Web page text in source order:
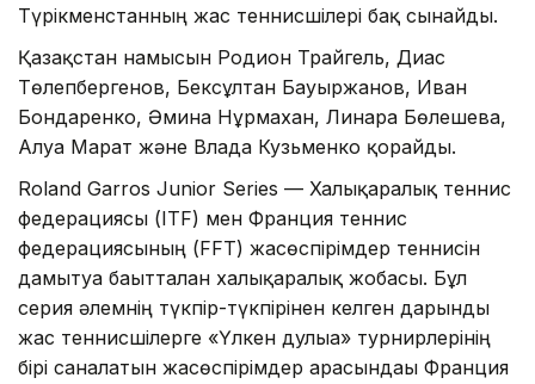
Түрікменстанның жас теннисшілері бақ сынайды.
Қазақстан намысын Родион Трайгель, Диас
Төлепбергенов, Бексұлтан Бауыржанов, Иван
Бондаренко, Әмина Нұрмахан, Линара Бөлешева,
Алуа Марат және Влада Кузьменко қорғайды.
Roland Garros Junior Series — Халықаралық теннис
федерациясы (ITF) мен Франция теннис
федерациясының (FFT) жасөспірімдер теннисін
дамытуға бағытталған халықаралық жобасы. Бұл
серия әлемнің түкпір-түкпірінен келген дарынды
жас теннисшілерге «Үлкен дулыға» турнирлерінің
бірі саналатын жасөспірімдер арасындағы Франция